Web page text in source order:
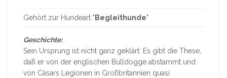
Gehört zur Hundeart " Begleithunde"
Geschichte:
Sein Ursprung ist nicht ganz geklärt: Es gibt die These,
daß er von der englischen Bulldogge abstammt und
von Cäsars Legionen in Großbritannien quasi